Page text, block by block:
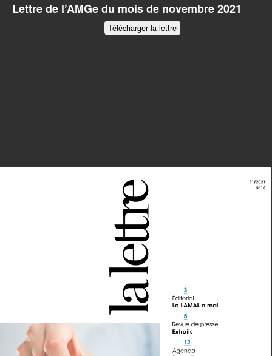
Lettre de l’AMGe du mois de novembre 2021
Télécharger la lettre